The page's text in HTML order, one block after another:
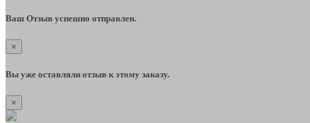
Ваш Отзыв успешно отправлен.
×
Вы уже оставляли отзыв к этому заказу.
×